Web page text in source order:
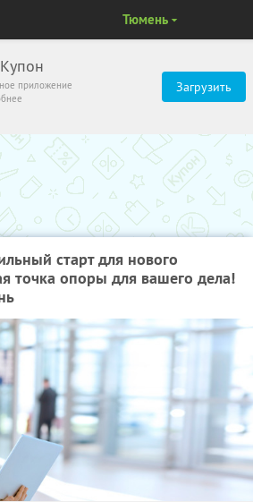
приложение
Загрузить
Тюмень
старт для нового
точка опоры для вашего дела!